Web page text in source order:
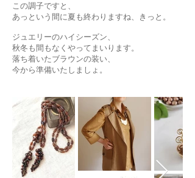
この調子ですと、
あっという間に夏も終わりますね、きっと。
ジュエリーのハイシーズン、
秋冬も間もなくやってまいります。
落ち着いたブラウンの装い、
今から準備いたしましょ。